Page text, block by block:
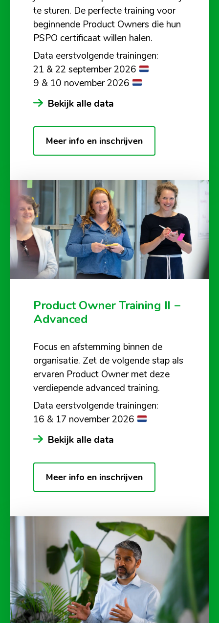
te sturen. De perfecte training voor
beginnende Product Owners die hun
PSPO certificaat willen halen.
Data eerstvolgende trainingen:
21 & 22 september 2026
9 & 10 november 2026
Bekijk alle data
Meer info en inschrijven
Product Owner Training II –
Advanced
Focus en afstemming binnen de
organisatie. Zet de volgende stap als
ervaren Product Owner met deze
verdiepende advanced training.
Data eerstvolgende trainingen:
16 & 17 november 2026
Bekijk alle data
Meer info en inschrijven